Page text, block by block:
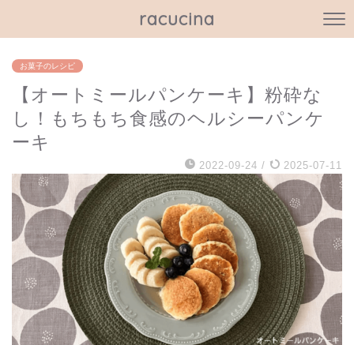
racucina
お菓子のレシピ
【オートミールパンケーキ】粉砕な
し！もちもち食感のヘルシーパンケ
ーキ
2022-09-24 / 2025-07-11